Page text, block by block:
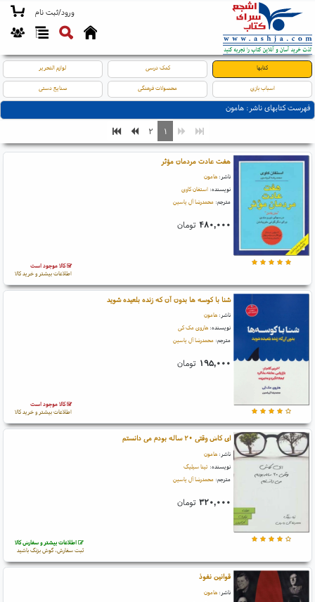
ورود/ثبت نام
کتابها کمک درسی لوازم التحریر
اسباب بازی محصولات فرهنگی صنایع دستی
فهرست کتابهای ناشر: هامون
۱ ۲
هفت عادت مردمان مؤثر
ناشر: هامون
نویسنده: استفان کاوی
مترجم: محمدرضا آل یاسین
۴۸۰,۰۰۰ تومان
کالا موجود است
اطلاعات بیشتر و خرید کالا
شنا با کوسه ها بدون آن که زنده بلعیده شوید
ناشر: هامون
نویسنده: هاروی مک کی
مترجم: محمدرضا آل یاسین
۱۹۵,۰۰۰ تومان
کالا موجود است
اطلاعات بیشتر و خرید کالا
ای کاش وقتی ۲۰ ساله بودم می دانستم
ناشر: هامون
نویسنده: تینا سیلیگ
مترجم: محمدرضا آل یاسین
۳۲۰,۰۰۰ تومان
اطلاعات بیشتر و سفارش کالا
ثبت سفارش، گوش بزنگ باشید
قوانین نفوذ
ناشر: هامون